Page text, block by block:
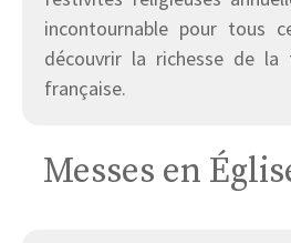
incontournable pour tous
découvrir la richesse de la
française.
Messes en